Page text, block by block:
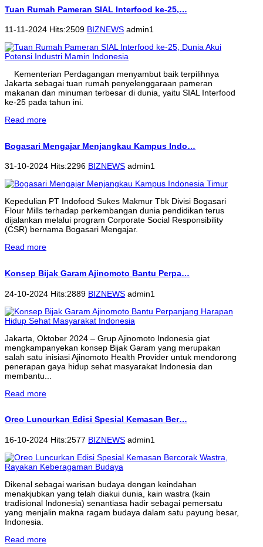
Tuan Rumah Pameran SIAL Interfood ke-25,…
11-11-2024 Hits:2509 BIZNEWS admin1
Kementerian Perdagangan menyambut baik terpilihnya
Jakarta sebagai tuan rumah penyelenggaraan pameran
makanan dan minuman terbesar di dunia, yaitu SIAL Interfood
ke-25 pada tahun ini.
Read more
Bogasari Mengajar Menjangkau Kampus Indo…
31-10-2024 Hits:2296 BIZNEWS admin1
Kepedulian PT Indofood Sukes Makmur Tbk Divisi Bogasari
Flour Mills terhadap perkembangan dunia pendidikan terus
dijalankan melalui program Corporate Social Responsibility
(CSR) bernama Bogasari Mengajar.
Read more
Konsep Bijak Garam Ajinomoto Bantu Perpa…
24-10-2024 Hits:2889 BIZNEWS admin1
Jakarta, Oktober 2024 – Grup Ajinomoto Indonesia giat
mengkampanyekan konsep Bijak Garam yang merupakan
salah satu inisiasi Ajinomoto Health Provider untuk mendorong
penerapan gaya hidup sehat masyarakat Indonesia dan
membantu...
Read more
Oreo Luncurkan Edisi Spesial Kemasan Ber…
16-10-2024 Hits:2577 BIZNEWS admin1
Dikenal sebagai warisan budaya dengan keindahan
menakjubkan yang telah diakui dunia, kain wastra (kain
tradisional Indonesia) senantiasa hadir sebagai pemersatu
yang menjalin makna ragam budaya dalam satu payung besar,
Indonesia.
Read more